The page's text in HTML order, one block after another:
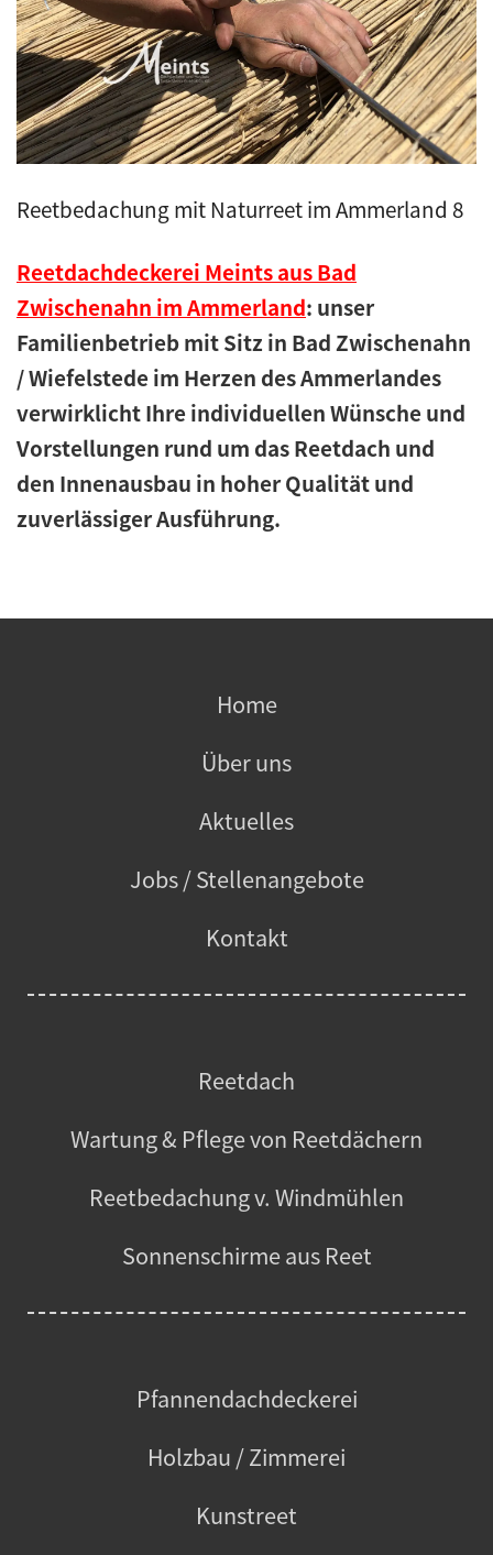
Kunstreet
Pfannendach
Holzbau
Blecharbeiten
Jobs
Kontakt
Navigation schließen
Reetbedachung mit Naturreet im Ammerland 8
Reetdachdeckerei Meints aus Bad
Zwischenahn im Ammerland: unser
Familienbetrieb mit Sitz in Bad Zwischenahn
/ Wiefelstede im Herzen des Ammerlandes
verwirklicht Ihre individuellen Wünsche und
Vorstellungen rund um das Reetdach und
den Innenausbau in hoher Qualität und
zuverlässiger Ausführung.
Home
Über uns
Aktuelles
Jobs / Stellenangebote
Kontakt
Reetdach
Wartung & Pflege von Reetdächern
Reetbedachung v. Windmühlen
Sonnenschirme aus Reet
Pfannendachdeckerei
Holzbau / Zimmerei
Kunstreet